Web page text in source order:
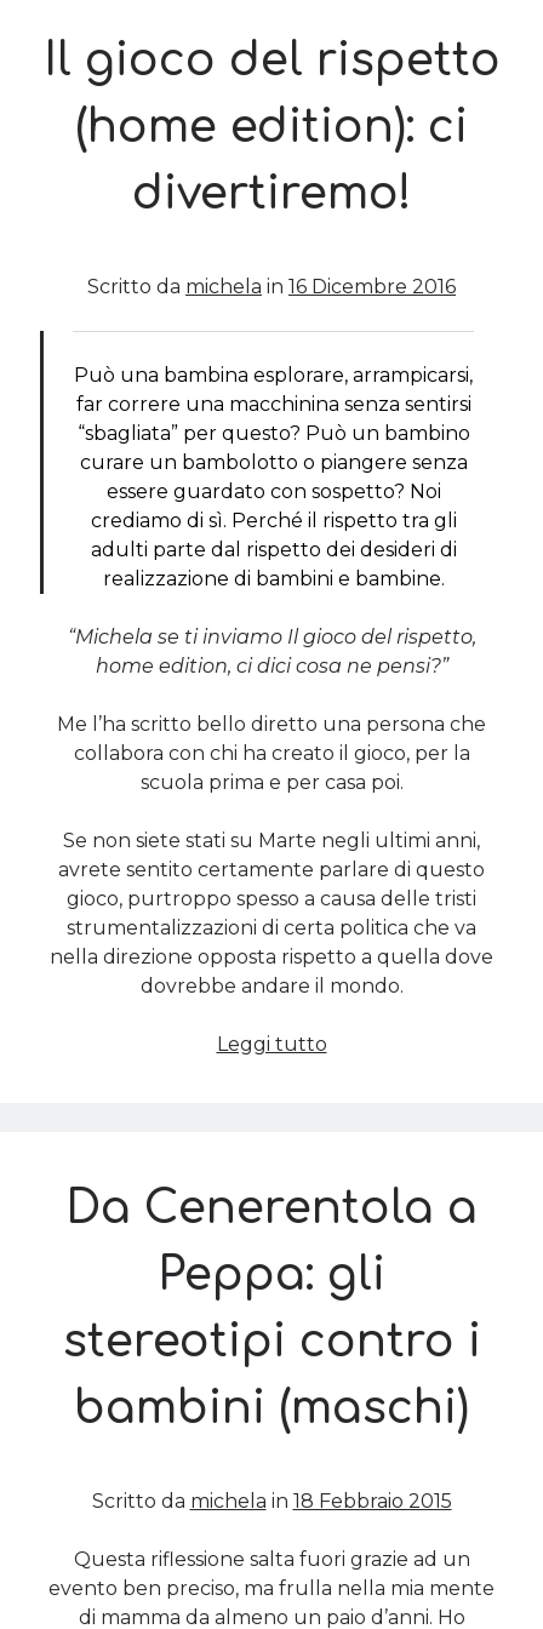
Post più recenti
Le criptovalute secondo me: l’avventura di Eticoin
29 Maggio 2026
11 Febbraio 2025
Come ho fatto Educazione Finanziaria nei soggiorni estivi per
Del 2023 e di come la mia famiglia sta affrontando la sclerosi
12 Settembre 2022
Commenti Recenti
suDel 2023 e di come la mia famiglia sta affrontando la
Del 2023 e di come la mia famiglia sta affrontando la
sclerosi multipla
sclerosi multipla
michelasuDel 2023 e di come la mia famiglia sta affrontando la
GuyasuDel 2023 e di come la mia famiglia sta affrontando la
Cerca nel blog
Cerca
Cerca
Archivi
Archivi
Twitter Feed
Il gioco del rispetto
(home edition): ci
divertiremo!
Scritto da michela in 16 Dicembre 2016
Può una bambina esplorare, arrampicarsi,
far correre una macchinina senza sentirsi
“sbagliata” per questo? Può un bambino
curare un bambolotto o piangere senza
essere guardato con sospetto? Noi
crediamo di sì. Perché il rispetto tra gli
adulti parte dal rispetto dei desideri di
realizzazione di bambini e bambine.
“Michela se ti inviamo Il gioco del rispetto,
home edition, ci dici cosa ne pensi?”
Me l’ha scritto bello diretto una persona che
collabora con chi ha creato il gioco, per la
scuola prima e per casa poi.
Se non siete stati su Marte negli ultimi anni,
avrete sentito certamente parlare di questo
gioco, purtroppo spesso a causa delle tristi
strumentalizzazioni di certa politica che va
nella direzione opposta rispetto a quella dove
dovrebbe andare il mondo.
Leggi tuttoIl
edition):
ci
Da Cenerentola a
Peppa: gli
stereotipi contro i
bambini (maschi)
Scritto da michela in 18 Febbraio 2015
Questa riflessione salta fuori grazie ad un
evento ben preciso, ma frulla nella mia mente
di mamma da almeno un paio d’anni. Ho